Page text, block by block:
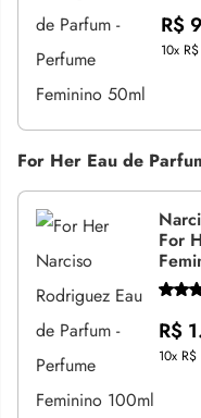
R$
10x
For Her Eau de
For
R$
10x